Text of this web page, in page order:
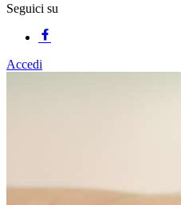
Seguici su
Accedi